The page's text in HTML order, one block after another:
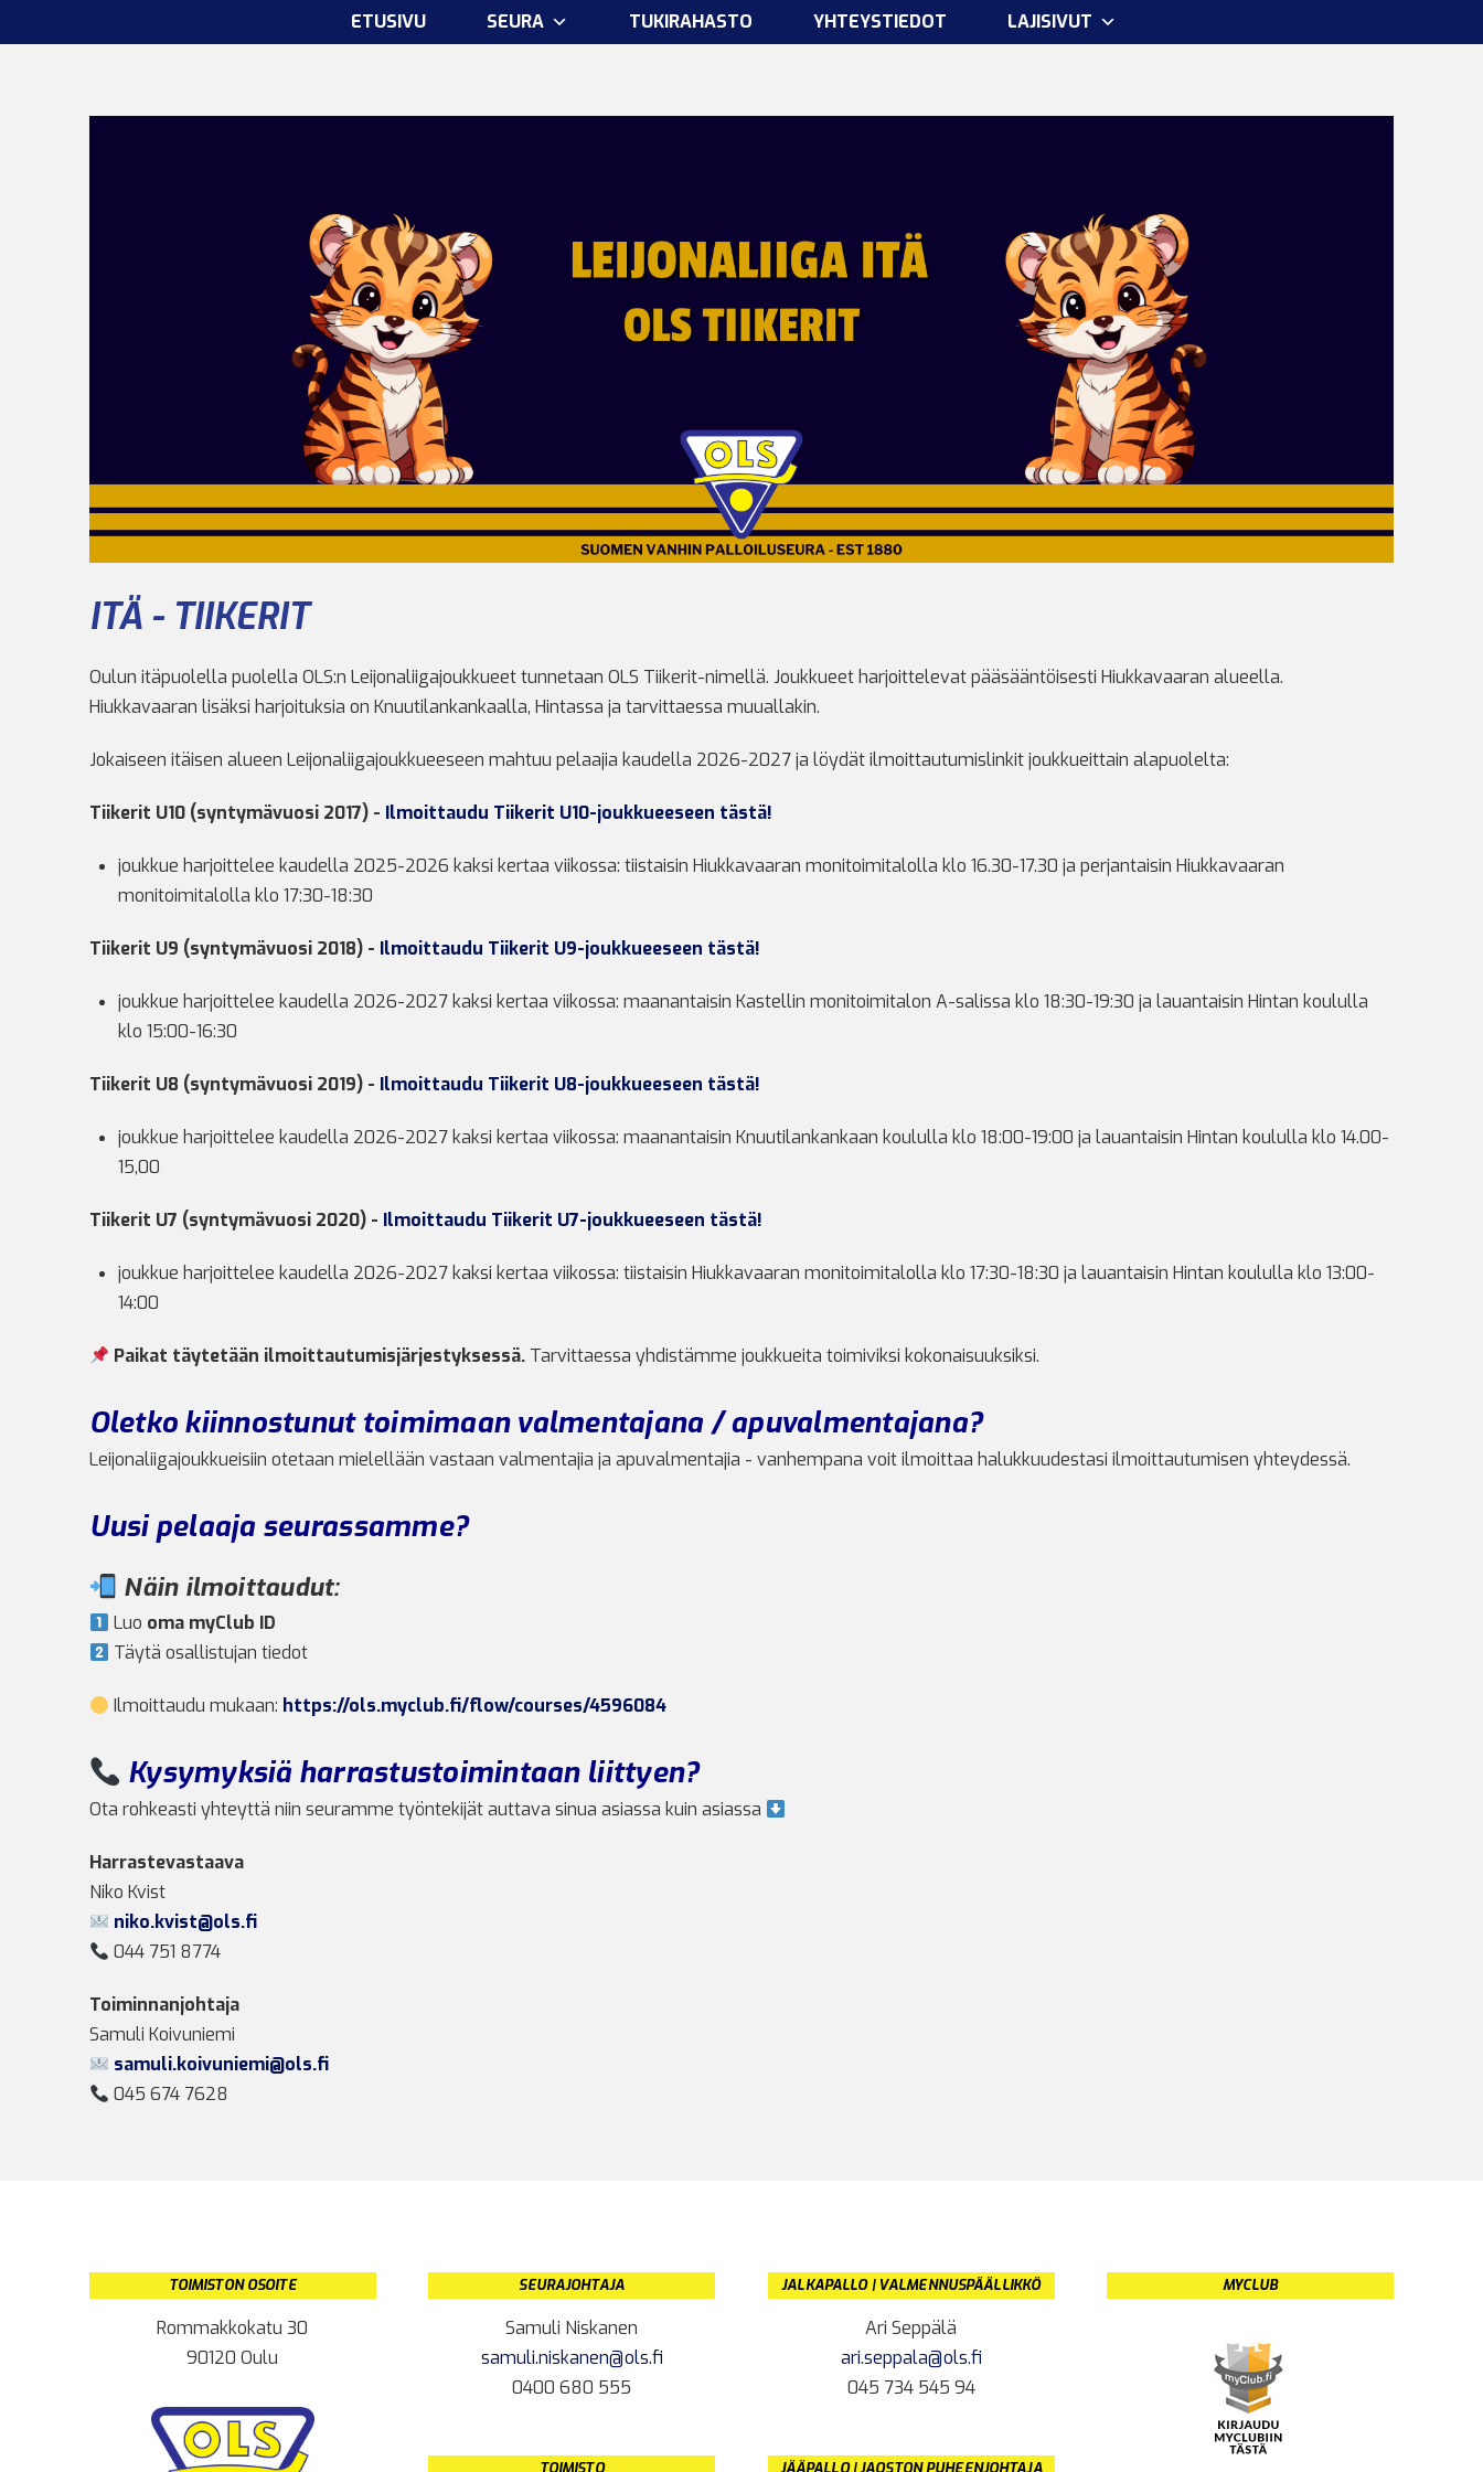
ETUSIVU SEURA TUKIRAHASTO YHTEYSTIEDOT LAJISIVUT
ITÄ - TIIKERIT
Oulun itäpuolella puolella OLS:n Leijonaliigajoukkueet tunnetaan OLS Tiikerit-nimellä. Joukkueet harjoittelevat pääsääntöisesti Hiukkavaaran alueella.
Hiukkavaaran lisäksi harjoituksia on Knuutilankankaalla, Hintassa ja tarvittaessa muuallakin.
Jokaiseen itäisen alueen Leijonaliigajoukkueeseen mahtuu pelaajia kaudella 2026-2027 ja löydät ilmoittautumislinkit joukkueittain alapuolelta:
Tiikerit U10 (syntymävuosi 2017) - Ilmoittaudu Tiikerit U10-joukkueeseen tästä!
joukkue harjoittelee kaudella 2025-2026 kaksi kertaa viikossa: tiistaisin Hiukkavaaran monitoimitalolla klo 16.30-17.30 ja perjantaisin Hiukkavaaran
monitoimitalolla klo 17:30-18:30
Tiikerit U9 (syntymävuosi 2018) - Ilmoittaudu Tiikerit U9-joukkueeseen tästä!
joukkue harjoittelee kaudella 2026-2027 kaksi kertaa viikossa: maanantaisin Kastellin monitoimitalon A-salissa klo 18:30-19:30 ja lauantaisin Hintan koululla
klo 15:00-16:30
Tiikerit U8 (syntymävuosi 2019) - Ilmoittaudu Tiikerit U8-joukkueeseen tästä!
joukkue harjoittelee kaudella 2026-2027 kaksi kertaa viikossa: maanantaisin Knuutilankankaan koululla klo 18:00-19:00 ja lauantaisin Hintan koululla klo 14.00-
15,00
Tiikerit U7 (syntymävuosi 2020) - Ilmoittaudu Tiikerit U7-joukkueeseen tästä!
joukkue harjoittelee kaudella 2026-2027 kaksi kertaa viikossa: tiistaisin Hiukkavaaran monitoimitalolla klo 17:30-18:30 ja lauantaisin Hintan koululla klo 13:00-
14:00
Paikat täytetään ilmoittautumisjärjestyksessä.Tarvittaessa yhdistämme joukkueita toimiviksi kokonaisuuksiksi.
Oletko kiinnostunut toimimaan valmentajana / apuvalmentajana?
Leijonaliigajoukkueisiin otetaan mielellään vastaan valmentajia ja apuvalmentajia - vanhempana voit ilmoittaa halukkuudestasi ilmoittautumisen yhteydessä.
Uusi pelaaja seurassamme?
Näin ilmoittaudut:
Luo oma myClub ID
Täytä osallistujan tiedot
Ilmoittaudu mukaan: https://ols.myclub.fi/flow/courses/4596084
Kysymyksiä harrastustoimintaan liittyen?
Ota rohkeasti yhteyttä niin seuramme työntekijät auttava sinua asiassa kuin asiassa
Harrastevastaava
Niko Kvist
niko.kvist@ols.fi
044 751 8774
Toiminnanjohtaja
Samuli Koivuniemi
samuli.koivuniemi@ols.fi
045 674 7628
TOIMISTON OSOITE
Rommakkokatu 30
90120 Oulu
SEURAJOHTAJA
Samuli Niskanen
samuli.niskanen@ols.fi
0400 680 555
TOIMISTO
JALKAPALLO | VALMENNUSPÄÄLLIKKÖ
Ari Seppälä
ari.seppala@ols.fi
045 734 545 94
JÄÄPALLO | JAOSTON PUHEENJOHTAJA
MYCLUB